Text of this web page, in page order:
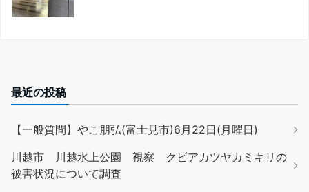
最近の投稿
【一般質問】やこ朋弘(富士見市)6月22日(月曜日)
川越市 川越水上公園 視察 クビアカツヤカミキリの
被害状況について調査